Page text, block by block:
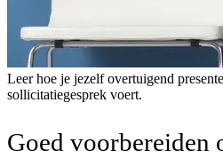
Leer hoe je jezelf overtuigend
sollicitatiegesprek voert.
Goed voorbereiden